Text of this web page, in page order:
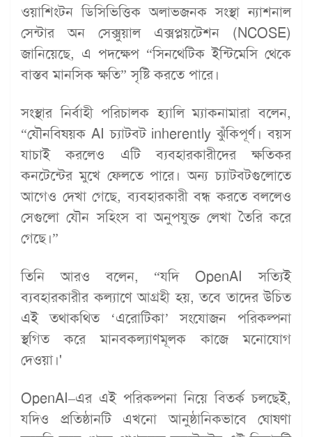
ওয়াশিংটন ডিসিভিত্তিক অলাভজনক সংস্থা ন্যাশনাল
সেন্টার অন সেক্সুয়াল এক্সপ্লয়টেশন (NCOSE)
জানিয়েছে, এ পদক্ষেপ “সিনথেটিক ইন্টিমেসি থেকে
বাস্তব মানসিক ক্ষতি” সৃষ্টি করতে পারে।
সংস্থার নির্বাহী পরিচালক হ্যালি ম্যাকনামারা বলেন,
“যৌনবিষয়ক AI চ্যাটবট inherently ঝুঁকিপূর্ণ। বয়স
যাচাই করলেও এটি ব্যবহারকারীদের ক্ষতিকর
কনটেন্টের মুখে ফেলতে পারে। অন্য চ্যাটবটগুলোতে
আগেও দেখা গেছে, ব্যবহারকারী বন্ধ করতে বললেও
সেগুলো যৌন সহিংস বা অনুপযুক্ত লেখা তৈরি করে
গেছে।”
তিনি আরও বলেন, “যদি OpenAI সত্যিই
ব্যবহারকারীর কল্যাণে আগ্রহী হয়, তবে তাদের উচিত
এই তথাকথিত ‘এরোটিকা’ সংযোজন পরিকল্পনা
স্থগিত করে মানবকল্যাণমূলক কাজে মনোযোগ
দেওয়া।'
OpenAI–এর এই পরিকল্পনা নিয়ে বিতর্ক চলছেই,
যদিও প্রতিষ্ঠানটি এখনো আনুষ্ঠানিকভাবে ঘোষণা